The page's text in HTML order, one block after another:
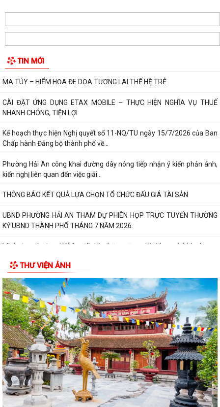
TIN MỚI
Hộ dân phường Hải An tự nguyện hiến 131,2 m² đất phục vụ mở rộng
Các ngày lễ, ngày kỷ niệm nổi bật trong tháng 8
MA TÚY – HIỂM HỌA ĐE DỌA TƯƠNG LAI THẾ HỆ TRẺ
CÀI ĐẶT ỨNG DỤNG ETAX MOBILE – THỰC HIỆN NGHĨA VỤ THUẾ
NHANH CHÓNG, TIỆN LỢI
Kế hoạch thực hiện Nghị quyết số 11-NQ/TU ngày 15/7/2026 của Ban
Chấp hành Đảng bộ thành phố về...
Phường Hải An công khai đường dây nóng tiếp nhận ý kiến phản ánh,
kiến nghị liên quan đến việc giải...
THÔNG BÁO KẾT QUẢ LỰA CHỌN TỔ CHỨC ĐẤU GIÁ TÀI SẢN
UBND PHƯỜNG HẢI AN THAM DỰ PHIÊN HỌP TRỰC TUYẾN THƯỜNG
KỲ UBND THÀNH PHỐ THÁNG 7 NĂM 2026.
Lãnh đạo phường Hải An đã đến thăm, tặng giấy khen và biểu dương
Đồng chí Nguyễn Thị Thu, Bí thư Đảng ủy, Chủ tịch HĐND phường Hải
An chủ trì buổi tiếp công dân...
Thông báo đường dây nòng của Đảng uỷ phường tiếp nhận thông tin
phản ánh, kiến nghị liên quan đến...
Đảng ủy phường Hải An đánh giá toàn diện kết quả thực hiện tháng 7,
quyết tâm bứt phá hoàn thành...
Đồng chí Nguyễn Thị Thu, Bí thư Đảng ủy, Chủ tịch HĐND phường Hải
An chủ trì buổi tiếp công dân...
Kế hoạch của Ban Thường vụ Đảng ủy thực hiện Nghị quyết số 11-
THƯ VIỆN ẢNH